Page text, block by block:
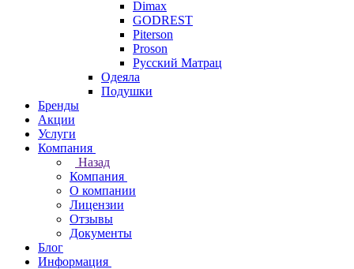
Dimax
GODREST
Piterson
Proson
Русский Матрац
Одеяла
Подушки
Бренды
Акции
Услуги
Компания
Назад
Компания
О компании
Лицензии
Отзывы
Документы
Блог
Информация